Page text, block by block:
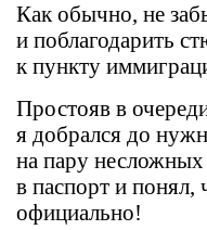
Как обычно, не
и поблагодарить
к пункту
Простояв в
я добрался до
на пару
в паспорт и понял,
официально!